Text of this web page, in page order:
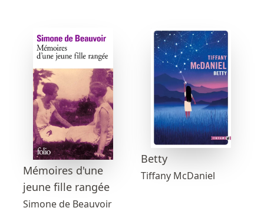
Mémoires d'une
jeune fille rangée
Simone de Beauvoir
Betty
Tiffany McDaniel